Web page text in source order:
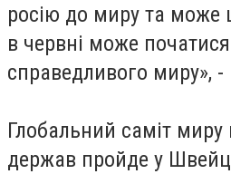
росію до миру та може
в червні може
справедливого миру», -
Глобальний саміт миру
держав пройде у